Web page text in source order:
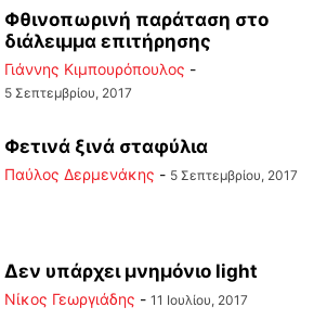
Φθινοπωρινή παράταση στο
διάλειμμα επιτήρησης
Γιάννης Κιμπουρόπουλος -
5 Σεπτεμβρίου, 2017
Φετινά ξινά σταφύλια
Παύλος Δερμενάκης - 5 Σεπτεμβρίου, 2017
Δεν υπάρχει μνημόνιο light
Νίκος Γεωργιάδης - 11 Ιουλίου, 2017